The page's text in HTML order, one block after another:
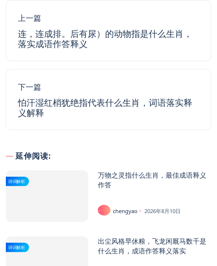
上一篇
连，连成排。后有尿）的动物指是什么生肖，
落实成语作答释义
下一篇
怕汗湿红梢犹绝指代表什么生肖，词语落实释
义解释
延伸阅读:
诗词解析
万物之灵指什么生肖，最佳成语释义
作答
chengyao 2026年8月10日
诗词解析
出尘风格早休粮，飞龙闲厩马数千是
什么生肖，成语作答释义落实